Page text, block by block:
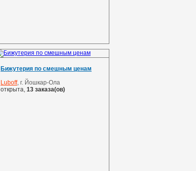
Бижутерия по смешным ценам
Luboff, г. Йошкар-Ола
открыта, 13 заказа(ов)